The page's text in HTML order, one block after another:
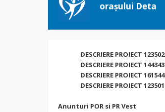
orașului Deta
DESCRIERE PROIECT 123502
DESCRIERE PROIECT 144343
DESCRIERE PROIECT 161544
DESCRIERE PROIECT 123501
Anunturi POR si PR Vest